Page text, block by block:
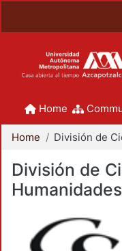
Home
Home
División de
Humanidades